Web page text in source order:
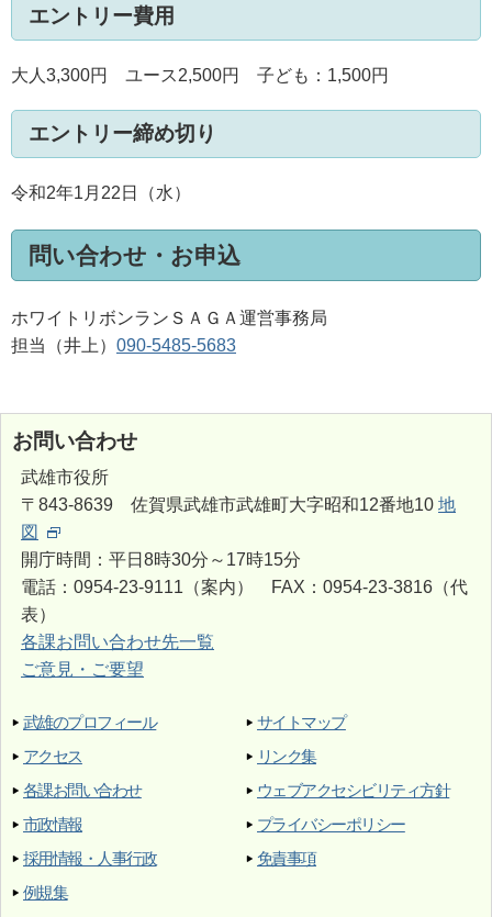
エントリー費用
大人3,300円 ユース2,500円 子ども：1,500円
エントリー締め切り
令和2年1月22日（水）
問い合わせ・お申込
ホワイトリボンランＳＡＧＡ運営事務局
担当（井上） 090-5485-5683
お問い合わせ
武雄市役所
〒843-8639 佐賀県武雄市武雄町大字昭和12番地10 地
図
開庁時間：平日8時30分～17時15分
電話：0954-23-9111（案内） FAX：0954-23-3816（代
表）
各課お問い合わせ先一覧
ご意見・ご要望
武雄のプロフィール
アクセス
各課お問い合わせ
市政情報
採用情報・人事行政
例規集
サイトマップ
リンク集
ウェブアクセシビリティ方針
プライバシーポリシー
免責事項